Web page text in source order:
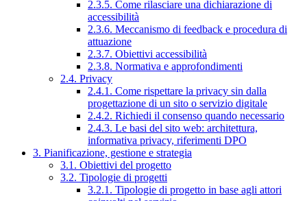
2.3.5. Come rilasciare una dichiarazione di
accessibilità
2.3.6. Meccanismo di feedback e procedura di
attuazione
2.3.7. Obiettivi accessibilità
2.3.8. Normativa e approfondimenti
2.4. Privacy
2.4.1. Come rispettare la privacy sin dalla
progettazione di un sito o servizio digitale
2.4.2. Richiedi il consenso quando necessario
2.4.3. Le basi del sito web: architettura,
informativa privacy, riferimenti DPO
3. Pianificazione, gestione e strategia
3.1. Obiettivi del progetto
3.2. Tipologie di progetti
3.2.1. Tipologie di progetto in base agli attori